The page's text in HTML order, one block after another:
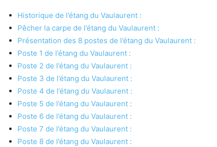
Historique de l’étang du Vaulaurent :
Pêcher la carpe de l’étang du Vaulaurent :
Présentation des 8 postes de l’étang du Vaulaurent :
Poste 1 de l’étang du Vaulaurent :
Poste 2 de l’étang du Vaulaurent :
Poste 3 de l’étang du Vaulaurent :
Poste 4 de l’étang du Vaulaurent :
Poste 5 de l’étang du Vaulaurent :
Poste 6 de l’étang du Vaulaurent :
Poste 7 de l’étang du Vaulaurent :
Poste 8 de l’étang du Vaulaurent :